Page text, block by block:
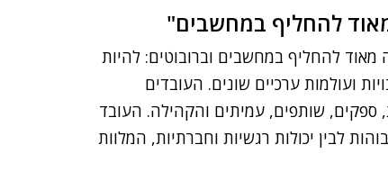
להחליף במחשבים"
להחליף במחשבים וברובוטים: להיות
ועולמות ערכיים שונים. העובדים
ספקים, שותפים, עמיתים והקהילה. העובד
גבוהות לבין יכולות רגשיות וחברתיות, המלוות